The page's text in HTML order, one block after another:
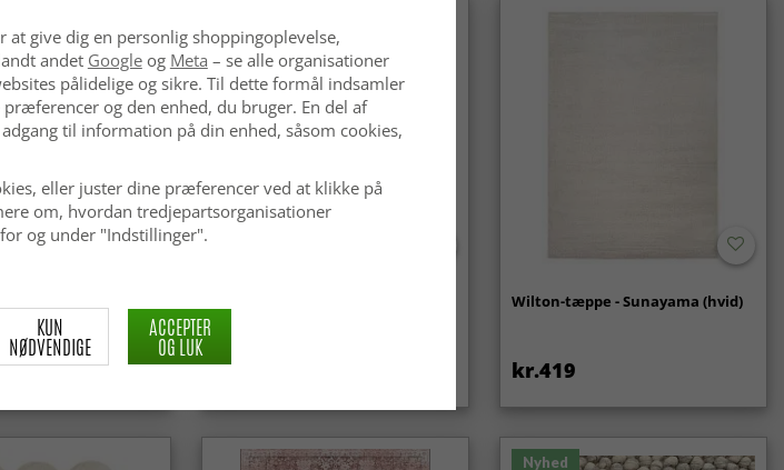
kr.629
Wilton-tæppe - Sunayama (hvid)
kr.419
Nyhed
give dig en personlig shoppingoplevelse,
andet Googleog Meta – se alle organisationer
pålidelige og sikre. Til dette formål indsamler
og den enhed, du bruger. En del af
til information på din enhed, såsom cookies,
eller juster dine præferencer ved at klikke på
om, hvordan tredjepartsorganisationer
og under "Indstillinger".
KUN
NØDVENDIGE
ACCEPTER
OG LUK